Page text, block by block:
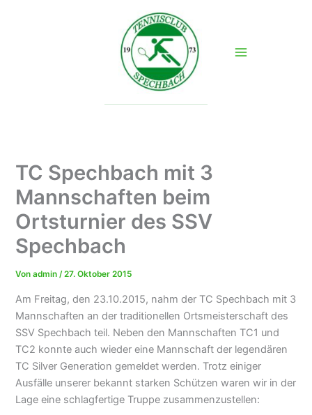
TC Spechbach mit 3
Mannschaften beim
Ortsturnier des SSV
Spechbach
Vonadmin/27. Oktober 2015
Am Freitag, den 23.10.2015, nahm der TC Spechbach mit 3
Mannschaften an der traditionellen Ortsmeisterschaft des
SSV Spechbach teil. Neben den Mannschaften TC1 und
TC2 konnte auch wieder eine Mannschaft der legendären
TC Silver Generation gemeldet werden. Trotz einiger
Ausfälle unserer bekannt starken Schützen waren wir in der
Lage eine schlagfertige Truppe zusammenzustellen: